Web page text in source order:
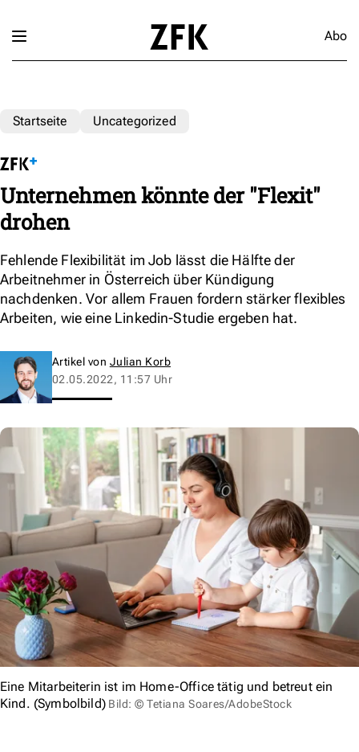
Abo
Startseite Uncategorized
Unternehmen könnte der "Flexit"
drohen
Fehlende Flexibilität im Job lässt die Hälfte der
Arbeitnehmer in Österreich über Kündigung
nachdenken. Vor allem Frauen fordern stärker flexibles
Arbeiten, wie eine Linkedin-Studie ergeben hat.
Artikel von Julian Korb
02.05.2022, 11:57 Uhr
Eine Mitarbeiterin ist im Home-Office tätig und betreut ein
Kind. (Symbolbild) Bild: © Tetiana Soares/AdobeStock